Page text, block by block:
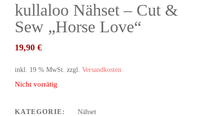
kullaloo Nähset – Cut &
Sew „Horse Love“
19,90 €
inkl. 19 % MwSt. zzgl. Versandkosten
Nicht vorrätig
KATEGORIE: Nähset